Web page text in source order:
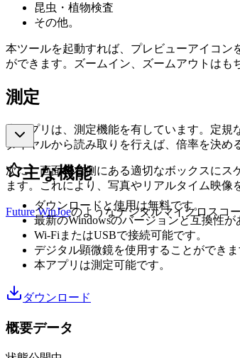
昆虫・植物検査
その他。
本ツールを起動すれば、プレビューアイコン
ができます。ズームイン、ズームアウトはも
測定
本アプリは、測定機能を有しています。定規
ダイヤルから読み取りを行えば、倍率を決め
次に、画面の右側にある適切なボックスに
ます。これにより、写真やリアルタイム映像
Future WinJoeのようなデジタルマイクロスコ
主な機能
ダウンロードと使用は無料です。
最新のWindowsのバージョンと互換性が
Wi-FiまたはUSBで接続可能です。
デジタル顕微鏡を使用することができま
本アプリは測定可能です。
ダウンロード
概要データ